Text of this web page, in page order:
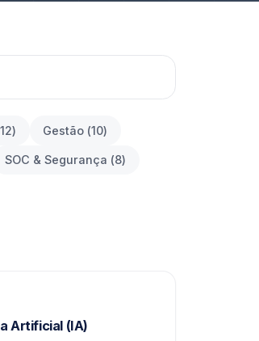
12) Gestão (10)
SOC & Segurança (8)
Artificial (IA)